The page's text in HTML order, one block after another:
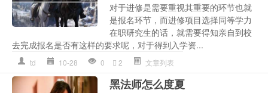
对于进修是需要重视其重要的环节也就
是报名环节，而进修项目选择同等学力
在职研究生的话，就需要得知亲自到校
去完成报名是否有这样的要求呢，对于得到入学资...
td 10-28 0 2 文章列表
黑法师怎么度夏